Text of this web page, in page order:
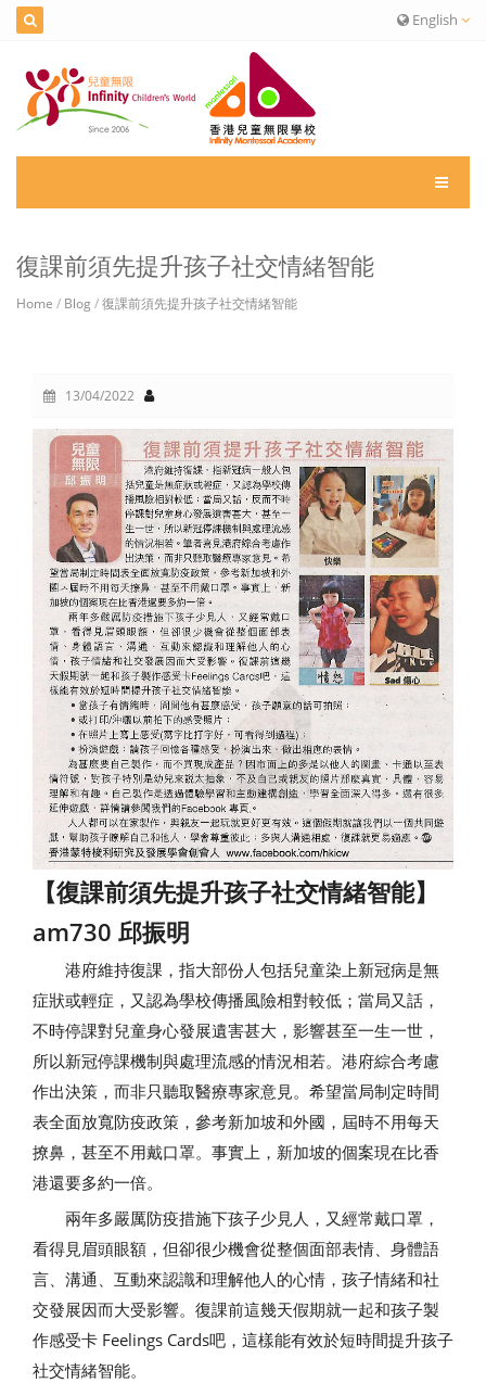
English
復課前須先提升孩子社交情緒智能
Home / Blog /復課前須先提升孩子社交情緒智能
13/04/2022
【復課前須先提升孩子社交情緒智能】
am730 邱振明
港府維持復課，指大部份人包括兒童染上新冠病是無
症狀或輕症，又認為學校傳播風險相對較低；當局又話，
不時停課對兒童身心發展遺害甚大，影響甚至一生一世，
所以新冠停課機制與處理流感的情況相若。港府綜合考慮
作出決策，而非只聽取醫療專家意見。希望當局制定時間
表全面放寬防疫政策，參考新加坡和外國，屆時不用每天
撩鼻，甚至不用戴口罩。事實上，新加坡的個案現在比香
港還要多約一倍。
兩年多嚴厲防疫措施下孩子少見人，又經常戴口罩，
看得見眉頭眼額，但卻很少機會從整個面部表情、身體語
言、溝通、互動來認識和理解他人的心情，孩子情緒和社
交發展因而大受影響。復課前這幾天假期就一起和孩子製
作感受卡 Feelings Cards吧，這樣能有效於短時間提升孩子
社交情緒智能。